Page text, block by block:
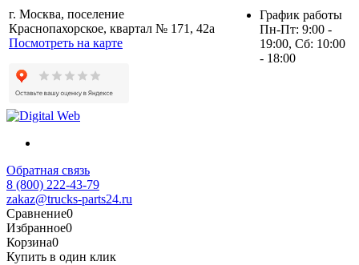
г. Москва, поселение
Краснопахорское, квартал № 171, 42а
Посмотреть на карте
График работы
Пн-Пт: 9:00 -
19:00, Сб: 10:00
- 18:00
Обратная связь
8 (800) 222-43-79
zakaz@trucks-parts24.ru
Сравнение0
Избранное0
Корзина0
Купить в один клик